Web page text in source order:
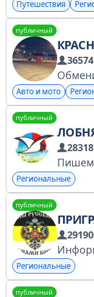
Путешествия
публичный
36574
Авто и мото
публичный
28318
Региональные
публичный
29190
Региональные
публичный